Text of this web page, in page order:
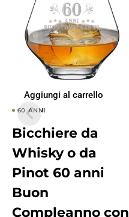
Aggiungi al carrello
60 ANNI
Bicchiere da
Whisky o da
Pinot 60 anni
Buon
Compleanno con